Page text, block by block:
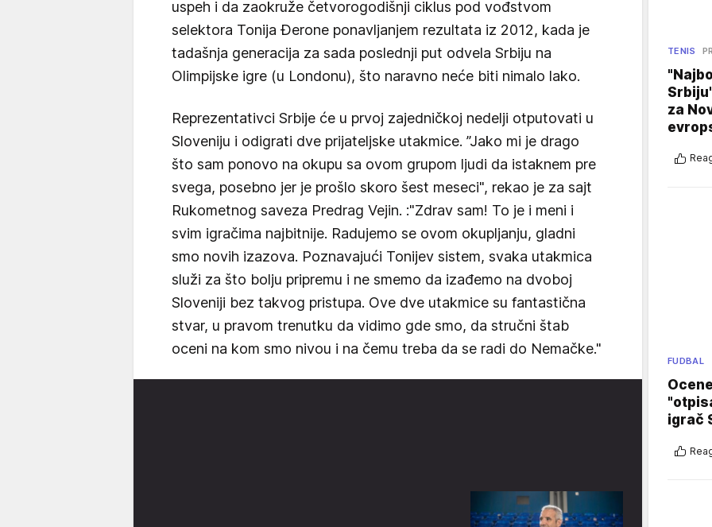
uspeh i da zaokruže četvorogodišnji ciklus pod vođstvom
selektora Tonija Đerone ponavljanjem rezultata iz 2012, kada je
tadašnja generacija za sada poslednji put odvela Srbiju na
Olimpijske igre (u Londonu), što naravno neće biti nimalo lako.
Reprezentativci Srbije će u prvoj zajedničkoj nedelji otputovati u
Sloveniju i odigrati dve prijateljske utakmice. ”Jako mi je drago
što sam ponovo na okupu sa ovom grupom ljudi da istaknem pre
svega, posebno jer je prošlo skoro šest meseci", rekao je za sajt
Rukometnog saveza Predrag Vejin. :"Zdrav sam! To je i meni i
svim igračima najbitnije. Radujemo se ovom okupljanju, gladni
smo novih izazova. Poznavajući Tonijev sistem, svaka utakmica
služi za što bolju pripremu i ne smemo da izađemo na dvoboj
Sloveniji bez takvog pristupa. Ove dve utakmice su fantastična
stvar, u pravom trenutku da vidimo gde smo, da stručni štab
oceni na kom smo nivou i na čemu treba da se radi do Nemačke."
TENIS
za
FUDBAL
igrač